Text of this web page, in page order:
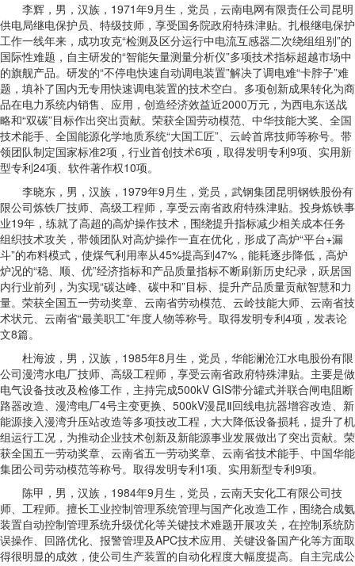
李辉，男，汉族，1971年9月生，党员，云南电网有限责任公司昆明
供电局继电保护员、特级技师，享受国务院政府特殊津贴。扎根继电保护
工作一线年来，成功攻克“检测及区分运行中电流互感器二次绕组组别”的
国际性难题，自主研发的“智能矢量测量分析仪”多项技术指标超越市场中
的旗舰产品。研发的“不停电快速自动调电装置”解决了调电难“卡脖子”难
题，填补了国内无专用快速调电装置的技术空白。多项创新成果转化为商
品在电力系统内销售、应用，创造经济效益近2000万元，为西电东送战
略和“双碳”目标作出突出贡献。荣获全国劳动模范、中华技能大奖、全国
技术能手、全国能源化学地质系统“大国工匠”、云岭首席技师等称号。带
领团队制定国家标准2项，行业首创技术6项，取得发明专利9项、实用新
型专利24项、软件著作权10项。
李晓东，男，汉族，1979年9月生，党员，武钢集团昆明钢铁股份有
限公司炼铁厂技师、高级工程师，享受云南省政府特殊津贴。投身炼铁事
业19年，练就了高超的高炉操作技术，围绕提升指标减少相关成本任务
组织技术攻关，带领团队对高炉操作一直在优化，形成了高炉“平台+漏
斗”的布料模式，使煤气利用率从45%提高到47%，能耗逐步降低，高炉
炉况的“稳、顺、优”经济指标和产品质量指标不断刷新历史纪录，跃居国
内行业前列，为实现“碳达峰、碳中和”目标、提升产品质量贡献智慧和力
量。荣获全国五一劳动奖章、云南省劳动模范、云岭技能大师、云南省技
术状元、云南省“最美职工”年度人物等称号。取得发明专利4项，发表论
文8篇。
杜海波，男，汉族，1985年8月生，党员，华能澜沧江水电股份有限
公司漫湾水电厂技师、高级工程师，享受云南省政府特殊津贴。主要是做
电气设备技改及检修工作，主持完成500kV GIS带分罐式并联合闸电阻断
路器改造、漫湾电厂4号主变更换、500kV漫昆Ⅱ回线电抗器增容改造、新
能源接入漫湾升压站改造等多项技改工程，大大降低设备损耗，提升了机
组运行工况，为推动企业技术创新及新能源事业发展做出了突出贡献。荣
获全国五一劳动奖章、云南省五一劳动奖章、云南省技术能手、中国华能
集团公司劳动模范等称号。取得发明专利1项、实用新型专利9项。
陈甲，男，汉族，1984年9月生，党员，云南天安化工有限公司技
师、工程师。擅长工业控制管理系统管理与国产化改造工作，围绕合成氨
装置自动控制管理系统升级优化等关键技术难题开展攻关，在控制系统防
误操作、回路优化、报警管理及APC技术应用、关键设备国产化等方面取
得很明显的成效，使公司生产装置的自动化程度大幅度提高。自主完成公